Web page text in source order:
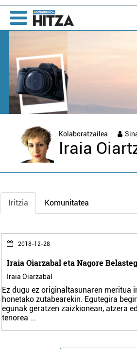
Kolaboratzailea
Iraia
Iritzia Komunitatea
2018-12-28
Iraia Oiarzabal eta Nagore
Iraia Oiarzabal
Ez dugu ez originaltasunaren meritua
honetako zutabearekin. Egutegira
egunak geratzen zaizkionean, atzera
tenorea ...